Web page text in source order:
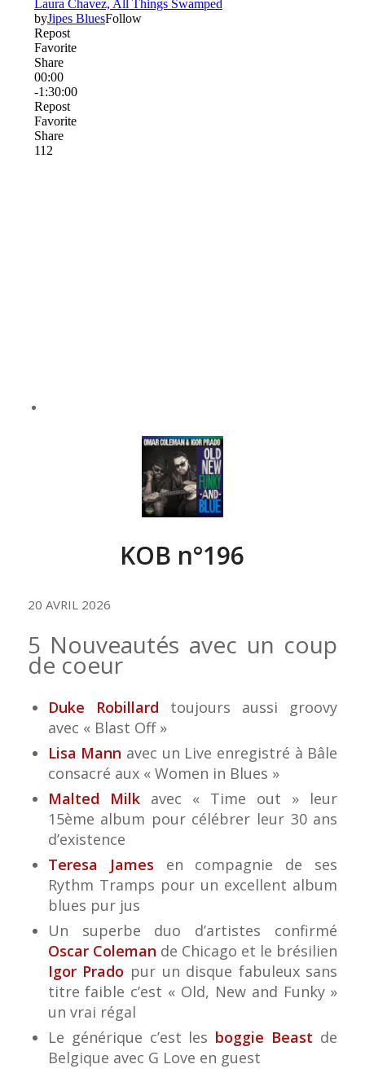
KOB n°196
20 AVRIL 2026
5 Nouveautés avec un coup
de coeur
Duke Robillard toujours aussi groovy
avec « Blast Off »
Lisa Mann avec un Live enregistré à Bâle
consacré aux « Women in Blues »
Malted Milkavec « Time out » leur
15ème album pour célébrer leur 30 ans
d’existence
Teresa James en compagnie de ses
Rythm Tramps pour un excellent album
blues pur jus
Un superbe duo d’artistes confirmé
Oscar Coleman de Chicago et le brésilien
Igor Prado pur un disque fabuleux sans
titre faible c’est « Old, New and Funky »
un vrai régal
Le générique c’est les boggie Beast de
Belgique avec G Love en guest